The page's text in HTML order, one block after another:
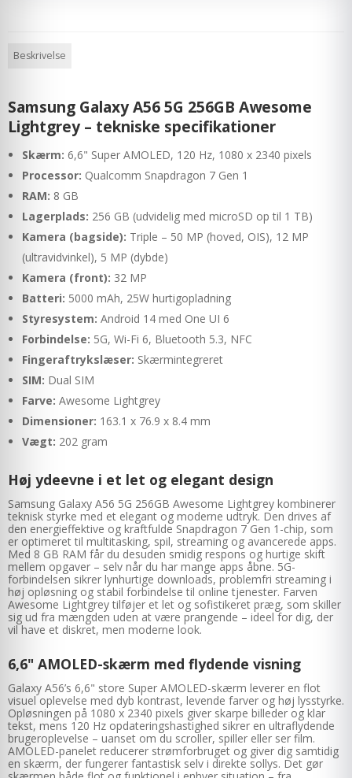
Beskrivelse
Samsung Galaxy A56 5G 256GB Awesome
Lightgrey – tekniske specifikationer
Skærm: 6,6" Super AMOLED, 120 Hz, 1080 x 2340 pixels
Processor: Qualcomm Snapdragon 7 Gen 1
RAM: 8 GB
Lagerplads: 256 GB (udvidelig med microSD op til 1 TB)
Kamera (bagside): Triple – 50 MP (hoved, OIS), 12 MP
(ultravidvinkel), 5 MP (dybde)
Kamera (front): 32 MP
Batteri: 5000 mAh, 25W hurtigopladning
Styresystem: Android 14 med One UI 6
Forbindelse: 5G, Wi-Fi 6, Bluetooth 5.3, NFC
Fingeraftrykslæser: Skærmintegreret
SIM: Dual SIM
Farve: Awesome Lightgrey
Dimensioner: 163.1 x 76.9 x 8.4 mm
Vægt: 202 gram
Høj ydeevne i et let og elegant design
Samsung Galaxy A56 5G 256GB Awesome Lightgrey kombinerer
teknisk styrke med et elegant og moderne udtryk. Den drives af
den energieffektive og kraftfulde Snapdragon 7 Gen 1-chip, som
er optimeret til multitasking, spil, streaming og avancerede apps.
Med 8 GB RAM får du desuden smidig respons og hurtige skift
mellem opgaver – selv når du har mange apps åbne. 5G-
forbindelsen sikrer lynhurtige downloads, problemfri streaming i
høj opløsning og stabil forbindelse til online tjenester. Farven
Awesome Lightgrey tilføjer et let og sofistikeret præg, som skiller
sig ud fra mængden uden at være prangende – ideel for dig, der
vil have et diskret, men moderne look.
6,6" AMOLED-skærm med flydende visning
Galaxy A56’s 6,6" store Super AMOLED-skærm leverer en flot
visuel oplevelse med dyb kontrast, levende farver og høj lysstyrke.
Opløsningen på 1080 x 2340 pixels giver skarpe billeder og klar
tekst, mens 120 Hz opdateringshastighed sikrer en ultraflydende
brugeroplevelse – uanset om du scroller, spiller eller ser film.
AMOLED-panelet reducerer strømforbruget og giver dig samtidig
en skærm, der fungerer fantastisk selv i direkte sollys. Det gør